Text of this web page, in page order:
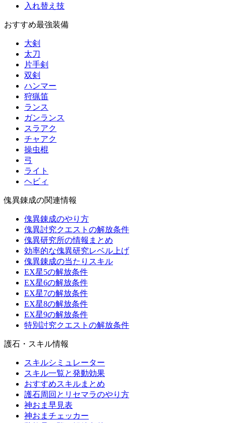
入れ替え技
おすすめ最強装備
大剣
太刀
片手剣
双剣
ハンマー
狩猟笛
ランス
ガンランス
スラアク
チャアク
操虫棍
弓
ライト
ヘビィ
傀異錬成の関連情報
傀異錬成のやり方
傀異討究クエストの解放条件
傀異研究所の情報まとめ
効率的な傀異研究レベル上げ
傀異錬成の当たりスキル
EX星5の解放条件
EX星6の解放条件
EX星7の解放条件
EX星8の解放条件
EX星9の解放条件
特別討究クエストの解放条件
護石・スキル情報
スキルシミュレーター
スキル一覧と発動効果
おすすめスキルまとめ
護石周回とリセマラのやり方
神おま早見表
神おまチェッカー